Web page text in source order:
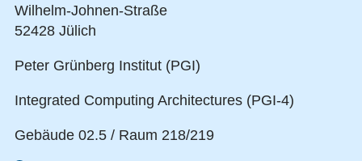
Wilhelm-Johnen-Straße
52428 Jülich
Peter Grünberg Institut (PGI)
Integrated Computing Architectures (PGI-4)
Gebäude 02.5 / Raum 218/219